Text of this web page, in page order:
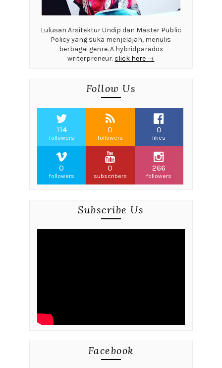
Lulusan Arsitektur Undip dan Master Public
Policy yang suka menjelajah, menulis
berbagai genre. A hybridparadox
writerpreneur.click here →
Follow Us
114
followers
0
followers
0
likes
0
followers
0
subscribers
266
followers
Subscribe Us
Facebook